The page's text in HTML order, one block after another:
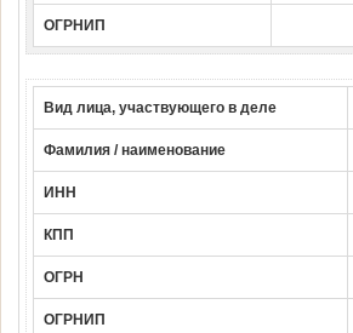
ОГРНИП
Вид лица, участвующего в деле
Фамилия / наименование
ИНН
КПП
ОГРН
ОГРНИП